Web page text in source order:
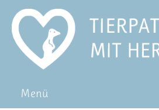
Menü